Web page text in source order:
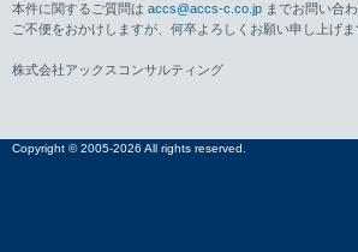
本件に関するご質問は accs@accs-c.co.jp までお問い合
ご不便をおかけしますが、何卒よろしくお願い申し上げま
株式会社アックスコンサルティング
Copyright © 2005-2026 All rights reserved.